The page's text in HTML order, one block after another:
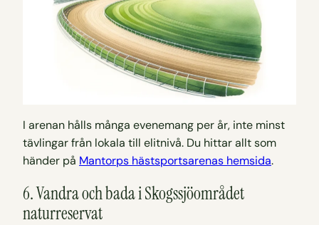
I arenan hålls många evenemang per år, inte minst
tävlingar från lokala till elitnivå. Du hittar allt som
händer på Mantorps hästsportsarenas hemsida.
6. Vandra och bada i Skogssjöområdet
naturreservat